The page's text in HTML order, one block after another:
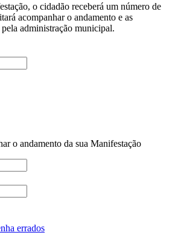
o cidadão receberá um número de
acompanhar o andamento e as
administração municipal.
o andamento da sua Manifestação
errados